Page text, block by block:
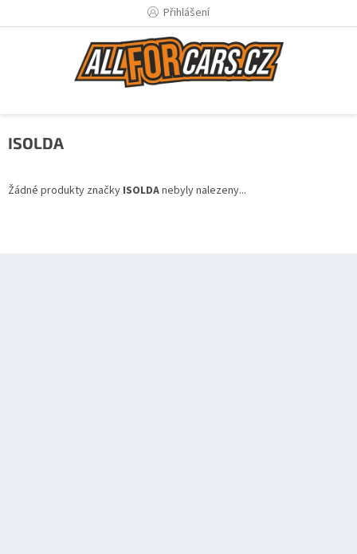
Přihlášení
ISOLDA
Žádné produkty značky ISOLDAnebyly nalezeny...